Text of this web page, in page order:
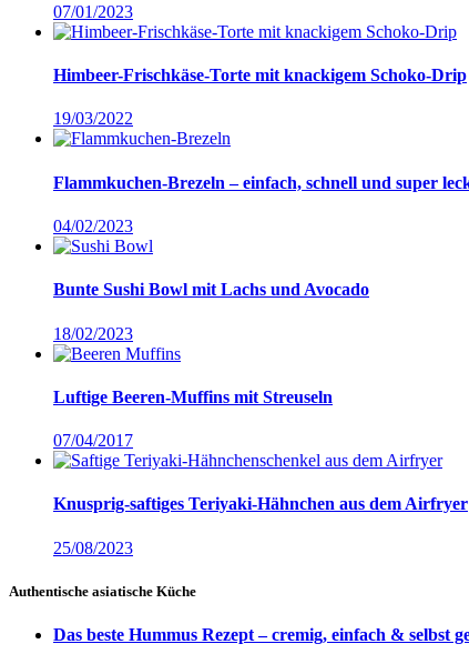
07/01/2023
Himbeer-Frischkäse-Torte mit knackigem Schoko-Drip
19/03/2022
Flammkuchen-Brezeln – einfach, schnell und super
04/02/2023
Bunte Sushi Bowl mit Lachs und Avocado
18/02/2023
Luftige Beeren-Muffins mit Streuseln
07/04/2017
Knusprig-saftiges Teriyaki-Hähnchen aus dem Airfryer
25/08/2023
Authentische asiatische Küche
Das beste Hummus Rezept – cremig, einfach & selbst